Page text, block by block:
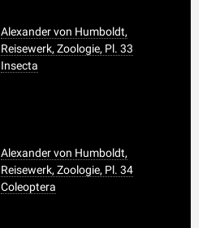
Alexander von Humboldt,
Reisewerk, Zoologie, Pl. 33
Insecta
Alexander von Humboldt,
Reisewerk, Zoologie, Pl. 34
Coleoptera